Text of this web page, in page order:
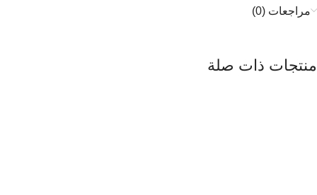
مراجعات (0)
منتجات ذات صلة